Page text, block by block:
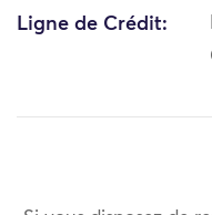
Ligne de Crédit: